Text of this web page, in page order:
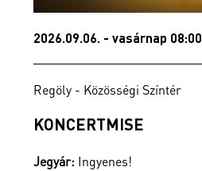
2026.09.06. - vasárnap 08:00
Regöly - Közösségi Színtér
KONCERTMISE
Jegyár: Ingyenes!